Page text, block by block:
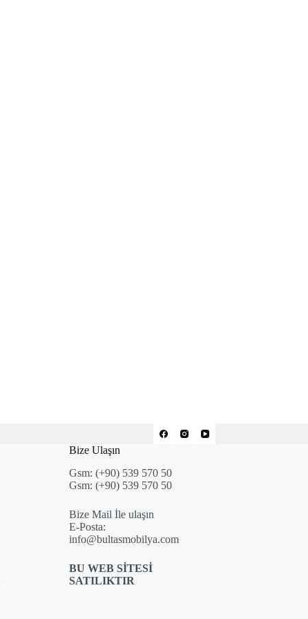
Bize Ulaşın
Gsm: (+90) 539 570 50
Gsm: (+90) 539 570 50
Bize Mail İle ulaşın
E-Posta:
info@bultasmobilya.com
BU WEB SİTESİ
SATILIKTIR